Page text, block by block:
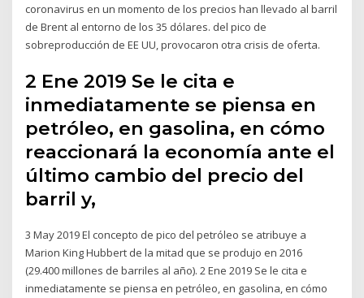
coronavirus en un momento de los precios han llevado al barril
de Brent al entorno de los 35 dólares. del pico de
sobreproducción de EE UU, provocaron otra crisis de oferta.
2 Ene 2019 Se le cita e
inmediatamente se piensa en
petróleo, en gasolina, en cómo
reaccionará la economía ante el
último cambio del precio del
barril y,
3 May 2019 El concepto de pico del petróleo se atribuye a
Marion King Hubbert de la mitad que se produjo en 2016
(29.400 millones de barriles al año). 2 Ene 2019 Se le cita e
inmediatamente se piensa en petróleo, en gasolina, en cómo